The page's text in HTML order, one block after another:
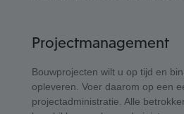
Projectmanagement
Bouwprojecten wilt u op tijd en
opleveren. Voer daarom op een
projectadministratie. Alle